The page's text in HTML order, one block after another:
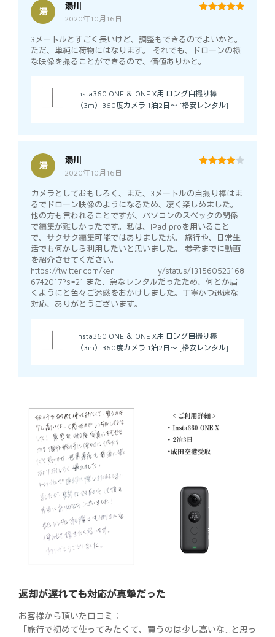
湯
湯川
2020年10月16日
3メートルとすごく長いけど、調整もできるのでよいかと。
ただ、単純に荷物にはなります。 それでも、ドローンの様
な映像を撮ることができるので、価値ありかと。
Insta360 ONE ＆ ONE X用 ロング自撮り棒
（3m）360度カメラ 1泊2日～ [格安レンタル]
湯
湯川
2020年10月16日
カメラとしておもしろく、また、3メートルの自撮り棒はま
るでドローン映像のようになるため、凄く楽しめました。
他の方も言われることですが、パソコンのスペックの関係
で編集が難しかったです。私は、iPad proを用いること
で、サクサク編集可能ではありましたが。 旅行や、日常生
活でも何かしら利用したいと思いました。 参考までに動画
を紹介させてください。
https://twitter.com/ken__________y/status/131560523168
6742017?s=21 また、急なレンタルだったため、何とか届
くようにと色々ご迷惑をおかけしました。丁寧かつ迅速な
対応、ありがとうございます。
Insta360 ONE ＆ ONE X用 ロング自撮り棒
（3m）360度カメラ 1泊2日～ [格安レンタル]
返却が遅れても対応が真摯だった
お客様から頂いた口コミ：
「旅行で初めて使ってみたくて、買うのは少し高いな…と思っ